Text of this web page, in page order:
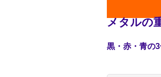
メタルの
黒・赤・青の